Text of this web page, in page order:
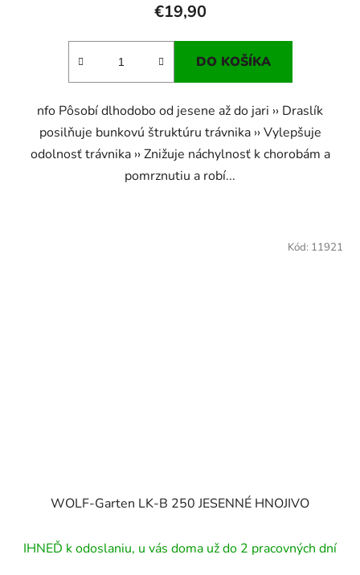
€19,90
DO KOŠÍKA
nfo Pôsobí dlhodobo od jesene až do jari ›› Draslík
posilňuje bunkovú štruktúru trávnika ›› Vylepšuje
odolnosť trávnika ›› Znižuje náchylnosť k chorobám a
pomrznutiu a robí...
WOLF-Garten LK-B 250 JESENNÉ HNOJIVO
IHNEĎ k odoslaniu, u vás doma už do 2 pracovných dní
Kód: 11921